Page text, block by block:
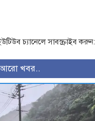
চ্যানেলে সাবস্ক্রাইব করুন:
খবর..